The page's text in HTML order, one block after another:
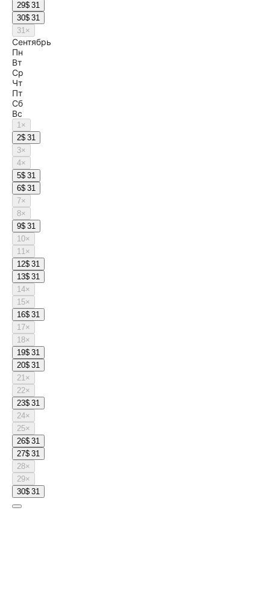
29$ 31
30$ 31
31×
Сентябрь
Пн
Вт
Ср
Чт
Пт
Сб
Вс
1×
2$ 31
3×
4×
5$ 31
6$ 31
7×
8×
9$ 31
10×
11×
12$ 31
13$ 31
14×
15×
16$ 31
17×
18×
19$ 31
20$ 31
21×
22×
23$ 31
24×
25×
26$ 31
27$ 31
28×
29×
30$ 31